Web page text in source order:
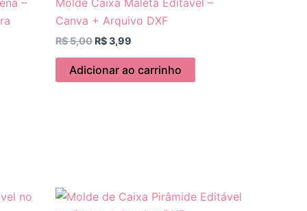
–
Molde Caixa Maleta Editável –
Canva + Arquivo DXF
R$5,00 R$3,99
Adicionar ao carrinho